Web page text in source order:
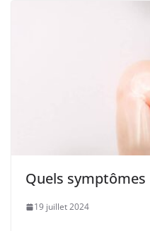
Quels symptômes
19 juillet 2024